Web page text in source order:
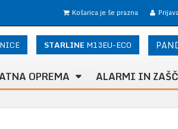
Košarica je še prazna
STARLINE M13EU-ECO
OPREMA ALARMI IN